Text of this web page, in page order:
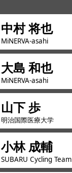
中村 将也
MiNERVA-asahi
大島 和也
MiNERVA-asahi
山下 歩
明治国際医療大学
小林 成輔
SUBARU Cycling Team